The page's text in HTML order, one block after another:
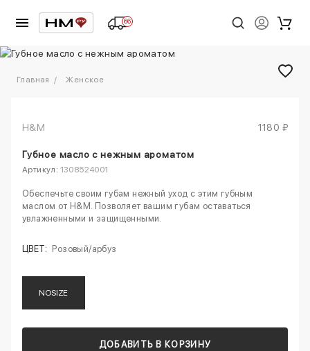
66
1/1
Главная Женское
H&M 1180 ₽
Губное масло с нежным ароматом
Артикул: 1308524001
Обеспечьте своим губам нежный уход с этим губным
маслом от H&M. Позволяет вашим губам оставаться
увлажненными и защищенными.
ЦВЕТ: Розовый/арбуз
NOSIZE
ДОБАВИТЬ В КОРЗИНУ